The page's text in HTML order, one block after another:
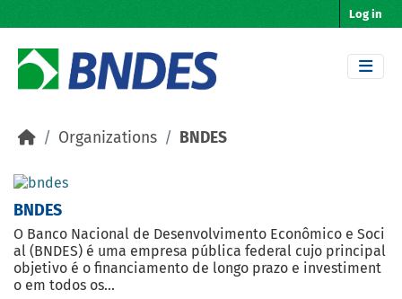
Log in
Organizations BNDES
BNDES
O Banco Nacional de Desenvolvimento Econômico e Soci
al (BNDES) é uma empresa pública federal cujo principal
objetivo é o financiamento de longo prazo e investiment
o em todos os...